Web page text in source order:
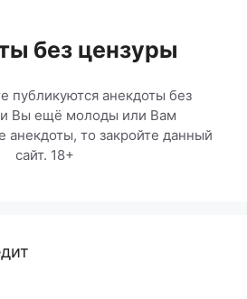
без цензуры
публикуются анекдоты без
Вы ещё молоды или Вам
анекдоты, то закройте данный
сайт. 18+